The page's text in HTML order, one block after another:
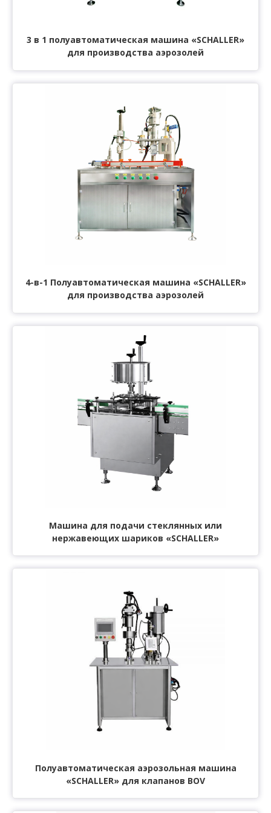
3 в 1 полуавтоматическая машина «SCHALLER»
для производства аэрозолей
4-в-1 Полуавтоматическая машина «SCHALLER»
для производства аэрозолей
Машина для подачи стеклянных или
нержавеющих шариков «SCHALLER»
Полуавтоматическая аэрозольная машина
«SCHALLER» для клапанов BOV